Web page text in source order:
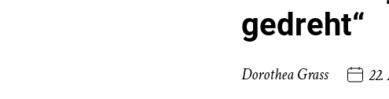
gedreht“
Dorothea Grass